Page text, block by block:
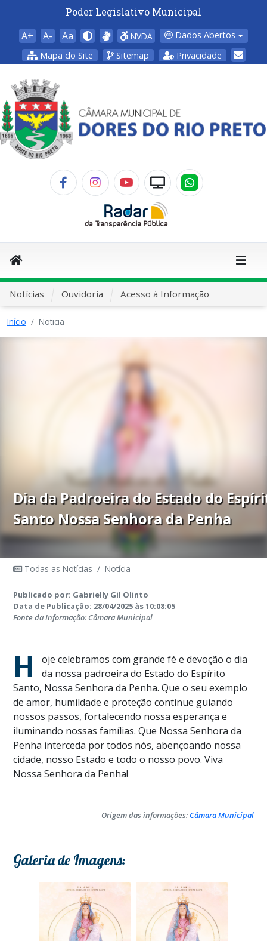
Poder Legislativo Municipal
A+ A- Aa NVDA
Dados Abertos
Mapa do Site
Sitemap Privacidade
Notícias Ouvidoria Acesso à Informação
Início Noticia
Dia da Padroeira do Estado do
Santo Nossa Senhora da Penha
Todas as Notícias / Notícia
Publicado por: Gabrielly Gil Olinto
Data de Publicação: 28/04/2025 às 10:08:05
Fonte da Informação: Câmara Municipal
H
oje celebramos com grande fé e devoção o dia
da nossa padroeira do Estado do Espírito
Santo, Nossa Senhora da Penha. Que o seu exemplo
de amor, humildade e proteção continue guiando
nossos passos, fortalecendo nossa esperança e
iluminando nossas famílias. Que Nossa Senhora da
Penha interceda por todos nós, abençoando nossa
cidade, nosso Estado e todo o nosso povo. Viva
Nossa Senhora da Penha!
Origem das informações:Câmara Municipal
Galeria de Imagens: